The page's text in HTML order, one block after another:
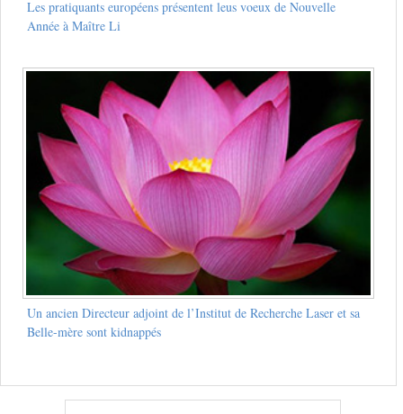
Les pratiquants européens présentent leus voeux de Nouvelle
Année à Maître Li
Un ancien Directeur adjoint de l’Institut de Recherche Laser et sa
Belle-mère sont kidnappés